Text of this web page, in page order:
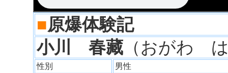
■原爆体験記
小川 春藏 （おがわ
性別
男性